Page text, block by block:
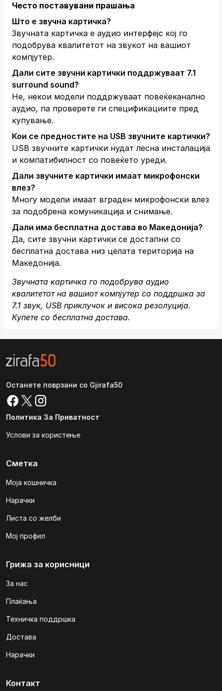
Често поставувани прашања
Што е звучна картичка?
Звучната картичка е аудио интерфејс кој го
подобрува квалитетот на звукот на вашиот
компјутер.
Дали сите звучни картички поддржуваат 7.1
surround sound?
Не, некои модели поддржуваат повеќеканално
аудио, па проверете ги спецификациите пред
купување.
Кои се предностите на USB звучните картички?
USB звучните картички нудат лесна инсталација
и компатибилност со повеќето уреди.
Дали звучните картички имаат микрофонски
влез?
Многу модели имаат вграден микрофонски влез
за подобрена комуникација и снимање.
Дали има бесплатна достава во Македонија?
Да, сите звучни картички се достапни со
бесплатна достава низ целата територија на
Македонија.
Звучната картичка го подобрува аудио
квалитетот на вашиот компјутер со поддршка за
7.1 звук, USB приклучок и висока резолуција.
Купете со бесплатна достава.
Останете поврзани со Gjirafa50
Политика За Приватност
Услови за користење
Сметка
Моја кошничка
Нарачки
Листа со желби
Мој профил
Грижа за корисници
За нас
Плаќања
Техничка поддршка
Достава
Нарачки
Контакт